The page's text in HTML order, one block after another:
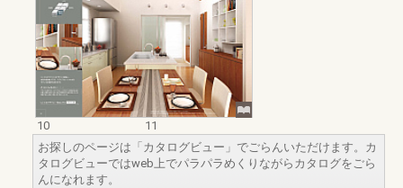
10
11
お探しのページは「カタログビュー」でごらんいただけます。カ
タログビューではweb上でパラパラめくりながらカタログをごら
んになれます。